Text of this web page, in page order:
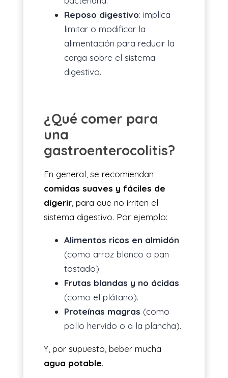
Reposo digestivo: implica
limitar o modificar la
alimentación para reducir la
carga sobre el sistema
digestivo.
¿Qué comer para
una
gastroenterocolitis?
En general, se recomiendan
comidas suaves y fáciles de
digerir, para que no irriten el
sistema digestivo. Por ejemplo:
Alimentos ricos en almidón
(como arroz blanco o pan
tostado).
Frutas blandas y no ácidas
(como el plátano).
Proteínas magras (como
pollo hervido o a la plancha).
Y, por supuesto, beber mucha
agua potable.